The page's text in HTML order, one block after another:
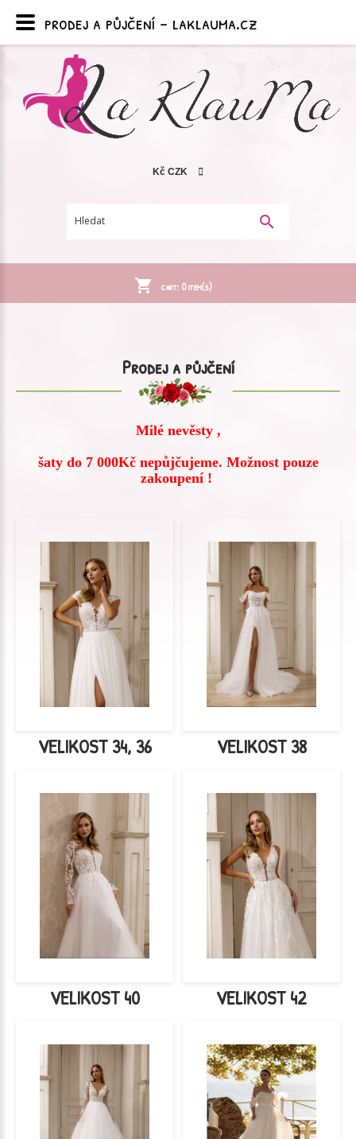
Kč CZK
cart: 0item(s)
Prodej a půjčení
Milé nevěsty ,
šaty do 7 000Kč nepůjčujeme. Možnost pouze
zakoupení !
VELIKOST 34, 36 VELIKOST 38
VELIKOST 40 VELIKOST 42
prodej a půjčení - laklauma.cz